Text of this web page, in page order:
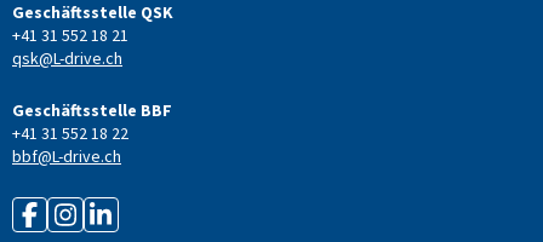
Geschäftsstelle QSK
+41 31 552 18 21
qsk@L-drive.ch
Geschäftsstelle BBF
+41 31 552 18 22
bbf@L-drive.ch